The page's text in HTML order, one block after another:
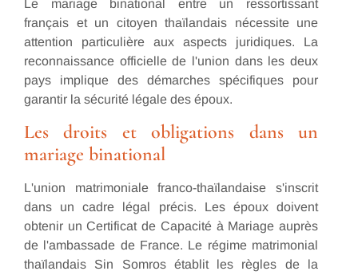
Le mariage binational entre un ressortissant
français et un citoyen thaïlandais nécessite une
attention particulière aux aspects juridiques. La
reconnaissance officielle de l'union dans les deux
pays implique des démarches spécifiques pour
garantir la sécurité légale des époux.
Les droits et obligations dans un
mariage binational
L'union matrimoniale franco-thaïlandaise s'inscrit
dans un cadre légal précis. Les époux doivent
obtenir un Certificat de Capacité à Mariage auprès
de l'ambassade de France. Le régime matrimonial
thaïlandais Sin Somros établit les règles de la